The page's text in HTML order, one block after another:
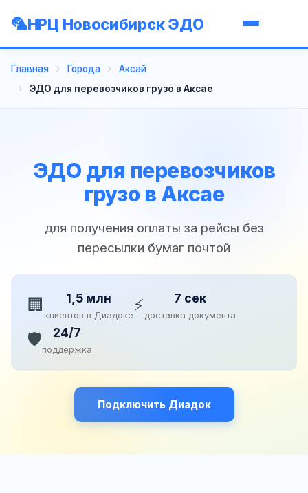
НРЦ Новосибирск ЭДО
Главная Города
Аксай
ЭДО для перевозчиков грузо в Аксае
ЭДО для перевозчиков
грузо в Аксае
для получения оплаты за рейсы без
пересылки бумаг почтой
🏢 1,5 млн
клиентов в Диадоке⚡ 7 сек
доставка документа
🛡️ 24/7
поддержка
Подключить Диадок